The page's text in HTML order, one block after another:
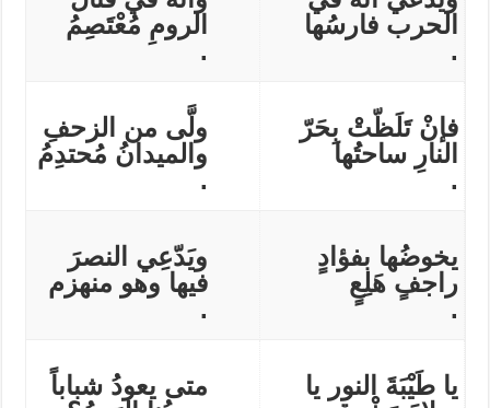
الحرب فارسُها
.
الرومِ مُعْتَصِمُ
.
فإنْ تَلَظّتْ بِحَرّ
النارِ ساحتُها
.
ولَّى من الزحفِ
والميدانُ مُحتدِمُ
.
يخوضُها بفؤادٍ
راجفٍ هَلِعٍ
.
ويَدّعِي النصرَ
فيها وهو منهزم
.
يا طَيْبَةَ النور يا
متى يعودُ شباباً